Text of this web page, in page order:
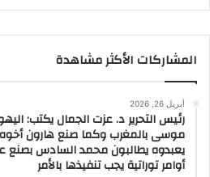
المشاركات الأكثر مشاهدة
أبريل 26, 2026
رئيس التحرير د. عزت الجمال يكتب:
موسى بالمغرب وكما صنع هارون
يعبدوه يطالبون محمد السادس
أوامر توراتية يجب تنفيذها بالأمر